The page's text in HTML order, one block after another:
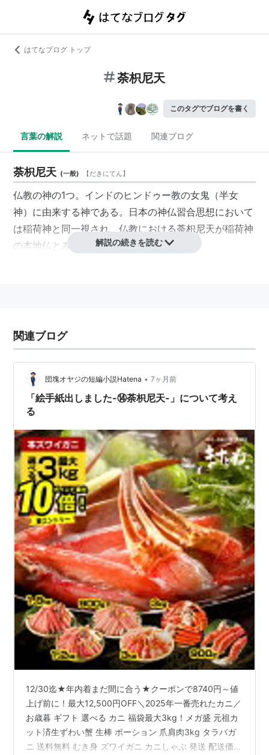
はてなブログ トップ
荼枳尼天
このタグでブログを書く
言葉の解説 ネットで話題 関連ブログ
荼枳尼天 (一般) 【だきにてん】
仏教の神の1つ。インドのヒンドゥー教の女鬼（半女
神）に由来する神である。日本の神仏習合思想において
は稲荷神と同一視され、仏教における荼枳尼天が稲荷神
の本地仏とみなされている。
解説の続きを読む
関連ブログ
団塊オヤジの短編小説Hatena • 7ヶ月前
「絵手紙出しました-⑭荼枳尼天-」について考え
る
12/30迄★年内着まだ間に合う★クーポンで8740円～値
上げ前に！最大12,500円OFF＼2025年一番売れたカニ／
お歳暮 ギフト 選べる カニ 福袋最大3kg！メガ盛 元祖カ
ット済生ずわい蟹 生棒 ポーション 爪肩肉3kg タラバガ
ニ 送料無料 むき身 ズワイガニ カニしゃぶ 発送 配送価